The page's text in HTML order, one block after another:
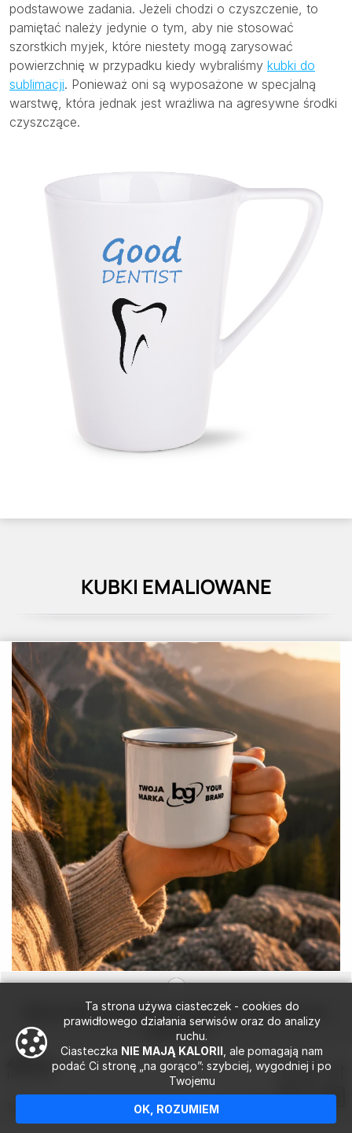
Ta strona używa ciasteczek - cookies do
prawidłowego działania serwisów oraz do analizy
ruchu.
Ciasteczka NIE MAJĄ KALORII , ale pomagają nam
podać Ci stronę „na gorąco”: szybciej, wygodniej i po
Twojemu
OK, ROZUMIEM
podstawowe zadania. Jeżeli chodzi o czyszczenie, to
pamiętać należy jedynie o tym, aby nie stosować
szorstkich myjek, które niestety mogą zarysować
powierzchnię w przypadku kiedy wybraliśmy kubki do
sublimacji. Ponieważ oni są wyposażone w specjalną
warstwę, która jednak jest wrażliwa na agresywne środki
czyszczące.
KUBKI EMALIOWANE
Biały kubek emaliowany vintage 500 ml z własnym
nadrukiem
4299 szt.
NA STANIE 12.15 zł
przy zakupie 100 szt.